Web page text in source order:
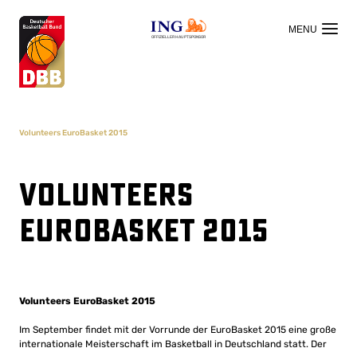
OFFIZIELLER HAUPTSPONSOR
Volunteers EuroBasket 2015
Volunteers
EuroBasket 2015
Volunteers EuroBasket 2015
Im September findet mit der Vorrunde der EuroBasket 2015 eine große
internationale Meisterschaft im Basketball in Deutschland statt. Der